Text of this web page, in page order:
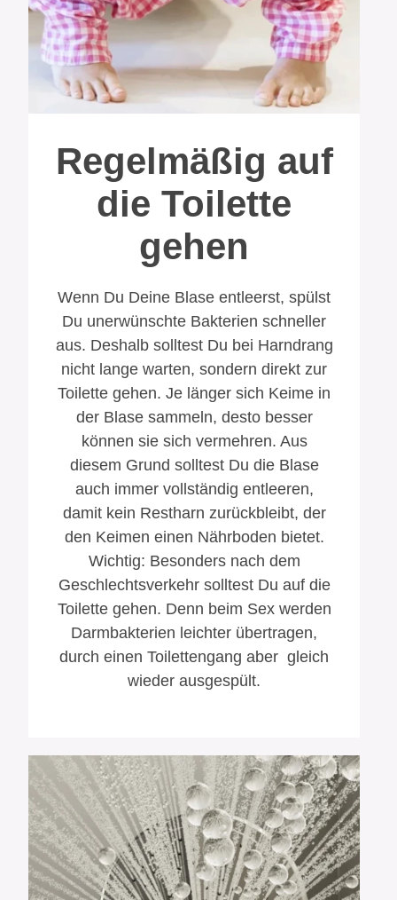
Regel­mäßig auf
die Toilette
gehen
Wenn Du Deine Blase entleerst, spülst
Du unerwünschte Bakterien schneller
aus. Deshalb solltest Du bei Harndrang
nicht lange warten, sondern direkt zur
Toilette gehen. Je länger sich Keime in
der Blase sammeln, desto besser
können sie sich vermehren. Aus
diesem Grund solltest Du die Blase
auch immer vollständig entleeren,
damit kein Restharn zurückbleibt, der
den Keimen einen Nährboden bietet.
Wichtig: Besonders nach dem
Geschlechts­verkehr solltest Du auf die
Toilette gehen. Denn beim Sex werden
Darmbakterien leichter übertragen,
durch einen Toilettengang aber gleich
wieder ausgespült.